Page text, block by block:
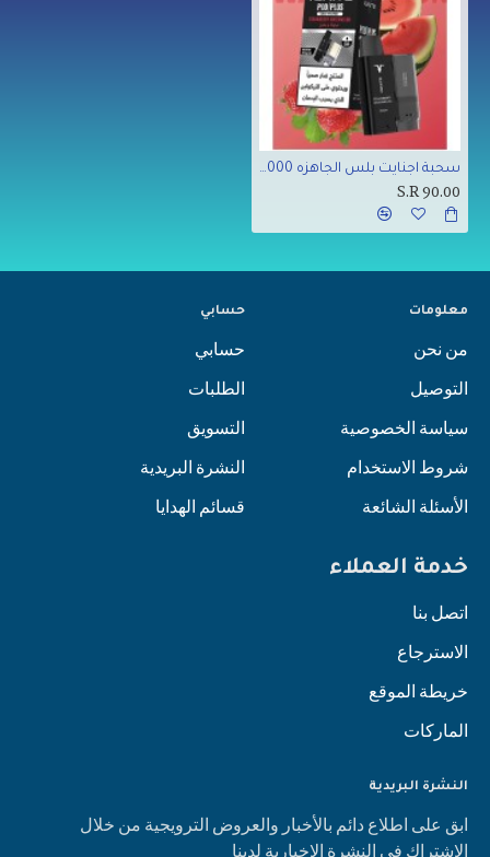
سحبة اجنايت بلس الجاهزه 25000 بف فراولة بطيخ
S.R 90.00
معلومات
من نحن
التوصيل
سياسة الخصوصية
شروط الاستخدام
الأسئلة الشائعة
حسابي
حسابي
الطلبات
التسويق
النشرة البريدية
قسائم الهدايا
خدمة العملاء
اتصل بنا
الاسترجاع
خريطة الموقع
الماركات
النشرة البريدية
ابق على اطلاع دائم بالأخبار والعروض الترويجية من خلال
الاشتراك في النشرة الإخبارية لدينا